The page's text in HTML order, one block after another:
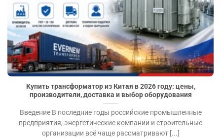
Купить трансформатор из Китая в 2026 году: цены,
производители, доставка и выбор оборудования
Введение В последние годы российские промышленные
предприятия, энергетические компании и строительные
организации всё чаще рассматривают [...]